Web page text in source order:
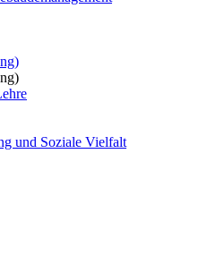
und Soziale Vielfalt